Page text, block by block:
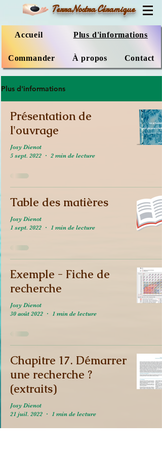
TerraNostra Céramique
Accueil Plus d'informations
Commander À propos Contact
Plus d'informations
Présentation de
l'ouvrage
Josy Dienot
5 sept. 2022
2 min de lecture
Table des matières
Josy Dienot
1 sept. 2022
1 min de lecture
Exemple - Fiche de
recherche
Josy Dienot
30 août 2022
1 min de lecture
Chapitre 17. Démarrer
une recherche ?
(extraits)
Josy Dienot
21 juil. 2022
1 min de lecture